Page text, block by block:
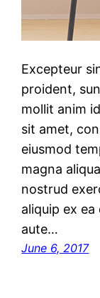
Excepteur
proident,
mollit anim
sit amet,
eiusmod
magna
nostrud
aliquip ex
aute…
June 6, 2017